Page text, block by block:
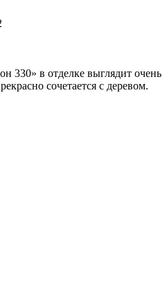
330» в отделке выглядит очень
сочетается с деревом.